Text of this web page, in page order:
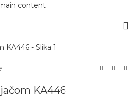
content
od 10.12. -13.12.2025 radi inventure.
KA446